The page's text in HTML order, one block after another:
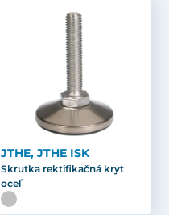
JTHE, JTHE ISK
Skrutka rektifikačná kryt
oceľ